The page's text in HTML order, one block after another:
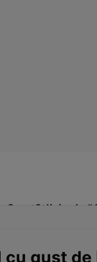
SportStil de viață
gust de